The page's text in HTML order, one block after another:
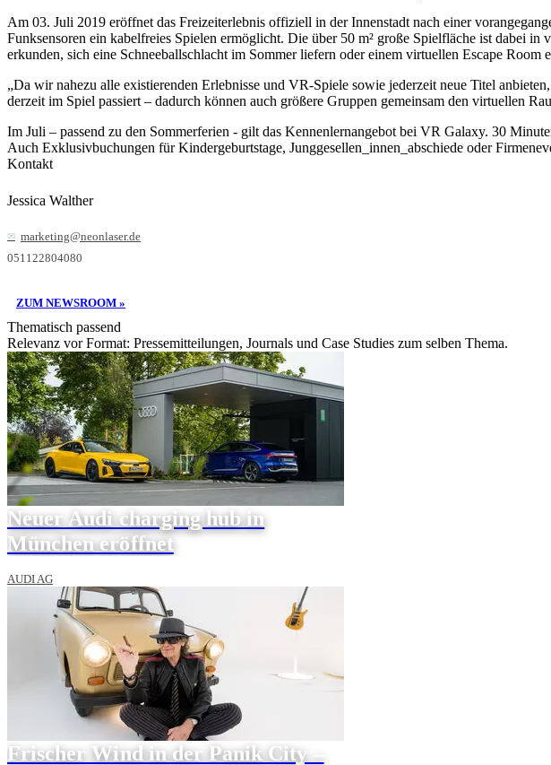
Am 03. Juli 2019 eröffnet das Freizeiterlebnis offiziell in der Innenstadt nach einer
Funksensoren ein kabelfreies Spielen ermöglicht. Die über 50 m² große Spielfläche ist dabei
erkunden, sich eine Schneeballschlacht im Sommer liefern oder einem virtuellen Escape Room
„Da wir nahezu alle existierenden Erlebnisse und VR-Spiele sowie jederzeit neue Titel
derzeit im Spiel passiert – dadurch können auch größere Gruppen gemeinsam den virtuellen
Im Juli – passend zu den Sommerferien - gilt das Kennenlernangebot bei VR Galaxy. 30
Auch Exklusivbuchungen für Kindergeburtstage, Junggesellen_innen_abschiede oder
Kontakt
Jessica Walther
marketing@neonlaser.de
051122804080
ZUM NEWSROOM »
Thematisch passend
Relevanz vor Format: Pressemitteilungen, Journals und Case Studies zum selben Thema.
Neuer Audi charging hub in
München eröffnet
AUDI AG
Frischer Wind in der Panik City –